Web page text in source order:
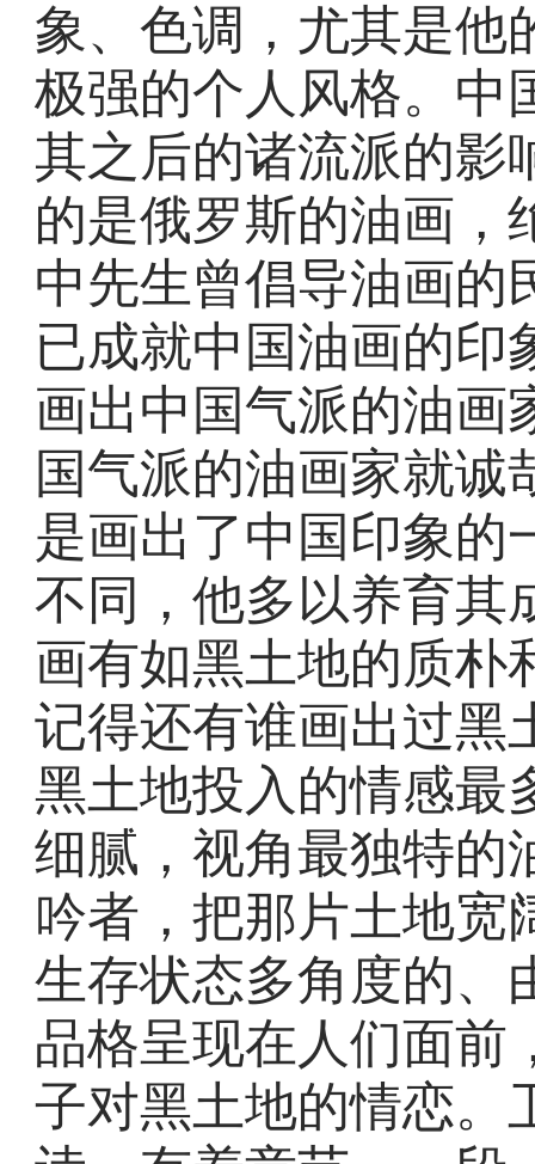
象、色调，尤其是他
极强的个人风格。中
其之后的诸流派的影
的是俄罗斯的油画，
中先生曾倡导油画的
已成就中国油画的印
画出中国气派的油画
国气派的油画家就诚
是画出了中国印象的
不同，他多以养育其
画有如黑土地的质朴
记得还有谁画出过黑
黑土地投入的情感最
细腻，视角最独特的
吟者，把那片土地宽
生存状态多角度的、
品格呈现在人们面前
子对黑土地的情恋。